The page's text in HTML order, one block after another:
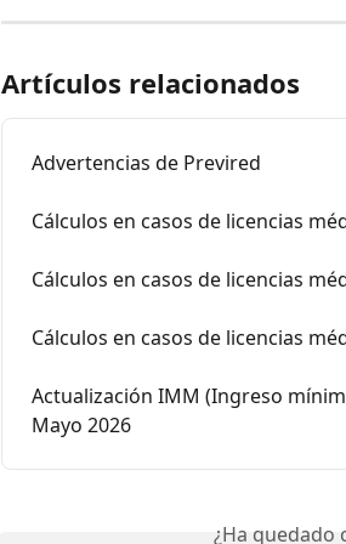
Artículos relacionados
Advertencias de Previred
Cálculos en casos de licencias
Cálculos en casos de licencias
Cálculos en casos de licencias
Actualización IMM (Ingreso
Mayo 2026
¿Ha quedado